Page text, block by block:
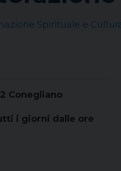
Spirituale e
Conegliano
i giorni dalle ore